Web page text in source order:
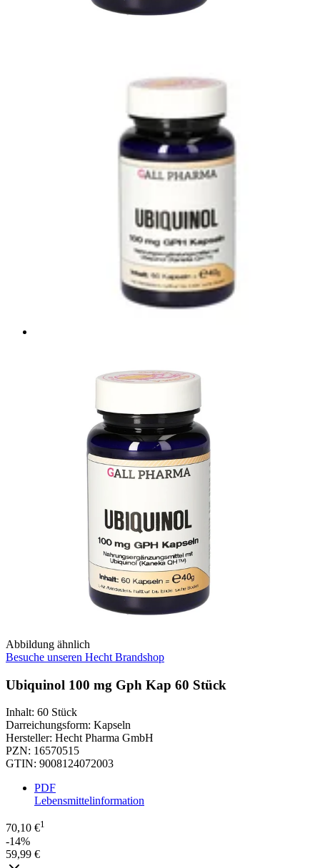
Abbildung ähnlich
Besuche unseren Hecht Brandshop
Ubiquinol 100 mg Gph Kap 60 Stück
Inhalt: 60 Stück
Darreichungsform: Kapseln
Hersteller: Hecht Pharma GmbH
PZN: 16570515
GTIN: 9008124072003
PDF
Lebensmittelinformation
70,10 €1
-14%
59,99 €